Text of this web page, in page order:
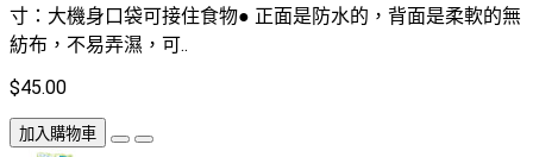
寸：大機身口袋可接住食物● 正面是防水的，背面是柔軟的無
紡布，不易弄濕，可..
$45.00
加入購物車